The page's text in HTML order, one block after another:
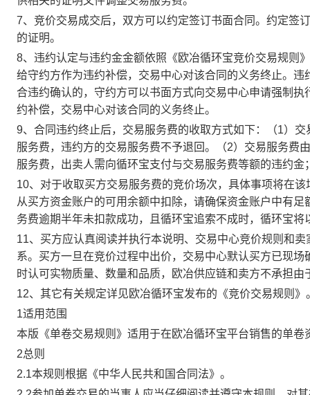
7、竞价交易成交后，双方可以约定签订书面合同。约定签
的证明。
8、违约认定与违约金金额依照《欧冶循环宝竞价交易规则
给守约方作为违约补偿，交易中心对该合同的义务终止。
合违约确认的，守约方可以书面方式向交易中心申请强制
约补偿，交易中心对该合同的义务终止。
9、合同违约终止后，交易服务费的收取方式如下：（1）
服务费，违约方的交易服务费不予退回。（2）交易服务费
服务费，出卖人需向循环宝支付与交易服务费等额的违约
10、对于收取买方交易服务费的竞价场次，具体事项将在
从买方资金账户的可用余额中扣除，请确保资金账户中有
务费逾期半年未扣款成功，且循环宝追索不成时，循环宝将
11、买方应认真阅读并执行本说明、交易中心竞价规则和
系。买方一旦在竞价过程中出价，交易中心默认买方已现
时认可实物质量、数量和品质，欧冶供应链和卖方不承担由
12、其它有关规定详见欧冶循环宝发布的《竞价交易规则》
1适用范围
本版《单卷交易规则》适用于在欧冶循环宝平台销售的单卷
2总则
2.1本规则根据《中华人民共和国合同法》。